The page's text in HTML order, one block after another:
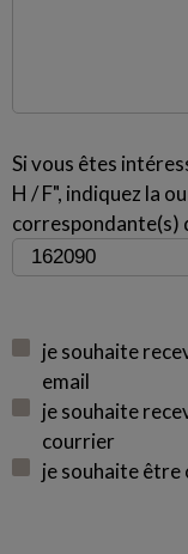
Si vous êtes
H / F", indiquez la
correspondante(s)
je souhaite
email
je souhaite
courrier
je souhaite être